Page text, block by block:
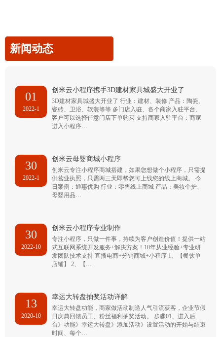
新闻动态
01
2022-1
创米云小程序携手3D建材家具城盛大开业了
3D建材家具城盛大开业了 行业：建材、装修 产品：陶瓷、
瓷砖、卫浴、软装等等 多门店入驻、各个商家入驻平台、
客户可以选择任意门店下单购买 支持商家入驻平台：商家
进入小程序…
30
2022-1
创米云母婴商城小程序
创米云专注小程序商城搭建，如果您想做个小程序，只需提
供营业执照，只需两三天即帮您可上线您的线上商城。 今
日案例：通惠优购 行业：零售线上商城 产品：美妆个护、
母婴用品…
30
2022-10
创米云小程序专业制作
专注小程序，只做一件事，持续为客户创造价值！提供一站
式互联网系统开发服务+解决方案！10年从业经验+专业研
发团队技术支持 直播电商+分销商城+小程序 1、【餐饮单
店铺】 2、【…
13
2020-10
幸运大转盘抽奖活动详解
幸运大转盘功能，商家做活动制造人气引流获客，企业节假
日庆典回馈员工、粉丝福利抽奖活动。 步骤01、进入后
台》功能》幸运大转盘》添加活动》设置活动的开始与结束
时间、每个…